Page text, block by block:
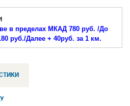
в пределах МКАД 780 руб. /До
руб./Далее + 40руб. за 1 км.